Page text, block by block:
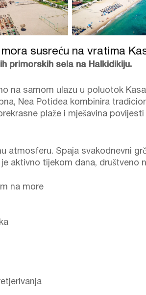
susreću na vratima
primorskih sela na Halkidikiju.
na samom ulazu u poluotok
Nea Potidea kombinira
plaže i mješavina
atmosferu. Spaja svakodnevni
aktivno tijekom dana, društveno
na more